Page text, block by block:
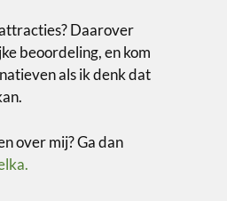
Daarover
beoordeling, en kom
als ik denk dat
over mij? Ga dan